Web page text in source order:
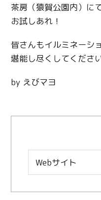
茶房（猿賀公園内）に
お試しあれ！
皆さんもイルミネーシ
堪能し尽くしてくださ
by えびマヨ
Webサイト